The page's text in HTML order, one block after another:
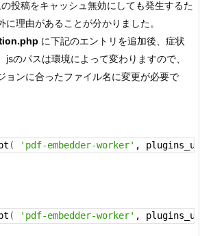
投稿をキャッシュ無効にしても発生するた
に理由があることが分かりました。
に下記のエントリを追加後、症状
jsのパスは環境によって変わりますので、
ョンに合ったファイル名に変更が必要で
( 'pdf-embedder-worker' ,
( 'pdf-embedder-worker' ,